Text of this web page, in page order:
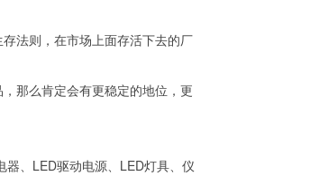
法则，在市场上面存活下去的厂
那么肯定会有更稳定的地位，更
、LED驱动电源、LED灯具、仪